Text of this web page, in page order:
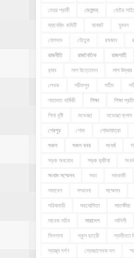
মেয়র প্রার্থী মেলান্দহ মোটর
ম্যানেজিং কমিটি যানজট যুবদল
যোগদান যৌতুক রমজান
রাজনীতি রাজনৈতিক রাজশাহী
র‍্যাব লাশ উত্তোলন লাশ উদ্ধার
লেখক শরীফপুর শহীদ
শাহাদাত বার্ষিকী শিক্ষা শিক্ষা
শিলা বৃষ্টি শুভেচ্ছা শুভেচ্ছা ক্লাস
শেরপুর শোক শোভাযাত্রা
সকল সকল খবর সংঘর্ষ
সড়ক অবরোধ সড়ক দুর্ঘটনা
সংবাদ সম্মেলন সভা সমকামী
সমাবেশ সম্মাননা সম্মেলন
সরিষাবাড়ী সহযোগিতা সাতক্ষীরা
সাবেক সচিব সারাদেশ সালিশী
সিলগালা স্কুল ছাত্রী স্বাধীনতা
স্বাস্থ্য দর্পণ স্বেচ্ছাসেবক দল